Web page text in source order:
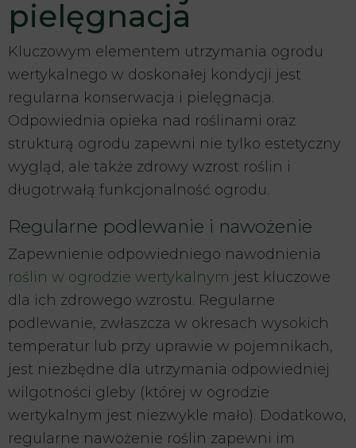
pielęgnacja
Kluczowym elementem utrzymania ogrodu
wertykalnego w doskonałej kondycji jest
regularna konserwacja i pielęgnacja.
Odpowiednia opieka nad roślinami oraz
strukturą ogrodu zapewni nie tylko estetyczny
wygląd, ale także zdrowy wzrost roślin i
długotrwałą funkcjonalność ogrodu.
Regularne podlewanie i nawożenie
Zapewnienie odpowiedniego nawodnienia
roślin w ogrodzie wertykalnym jest kluczowe
dla ich zdrowego wzrostu. Regularne
podlewanie, zwłaszcza w okresach wysokich
temperatur lub przy uprawie w pojemnikach,
jest niezbędne dla utrzymania odpowiedniej
wilgotności gleby (której w ogrodzie
wertykalnym jest niezwykle mało). Dodatkowo,
regularne nawożenie roślin zapewni im